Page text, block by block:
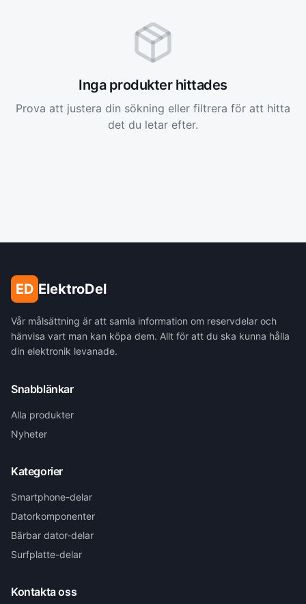
Inga produkter hittades
Prova att justera din sökning eller filtrera för att hitta
det du letar efter.
ED ElektroDel
Vår målsättning är att samla information om reservdelar och
hänvisa vart man kan köpa dem. Allt för att du ska kunna hålla
din elektronik levanade.
Snabblänkar
Alla produkter
Nyheter
Kategorier
Smartphone-delar
Datorkomponenter
Bärbar dator-delar
Surfplatte-delar
Kontakta oss